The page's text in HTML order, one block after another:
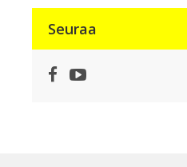
Seuraa
Facebook
YouTube